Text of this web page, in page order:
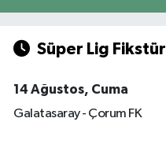
Süper Lig Fikstür
14 Ağustos, Cuma
Galatasaray - Çorum FK